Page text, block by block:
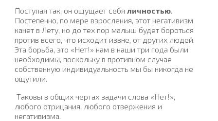
Поступая так, он ощущает себя личностью
Постепенно, по мере взросления, этот негативизм
канет в Лету, но до тех пор малыш будет бороться
против всего, что исходит извне, от других людей.
Эта борьба, это «Нет!» нам в наши три года были
необходимы, поскольку в противном случае
собственную индивидуальность мы бы никогда не
ощутили.
Таковы в общих чертах задачи слова «Нет!»,
любого отрицания, любого отвержения и
негативизма.